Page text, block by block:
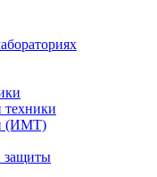
техники
(ИМТ)
защиты